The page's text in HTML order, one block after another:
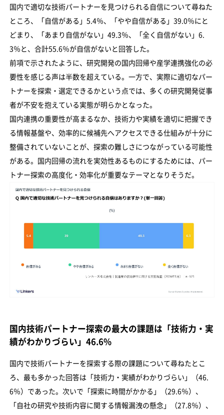
国内で適切な技術パートナーを見つけられる自信について尋ねた
ところ、「自信がある」5.4％、「やや自信がある」39.0％にと
どまり、「あまり自信がない」49.3％、「全く自信がない」6.
3％と、合計55.6％が自信がないと回答した。
前項で示されたように、研究開発の国内回帰や産学連携強化の必
要性を感じる声は半数を超えている。一方で、実際に適切なパー
トナーを探索・選定できるかという点では、多くの研究開発従事
者が不安を抱えている実態が明らかとなった。
国内連携の重要性が高まるなか、技術力や実績を適切に把握でき
る情報基盤や、効率的に候補先へアクセスできる仕組みが十分に
整備されていないことが、探索の難しさにつながっている可能性
がある。国内回帰の流れを実効性あるものにするためには、パー
トナー探索の高度化・効率化が重要なテーマとなりそうだ。
国内技術パートナー探索の最大の課題は「技術力・実
績がわかりづらい」46.6%
国内で技術パートナーを探索する際の課題について尋ねたとこ
ろ、最も多かった回答は「技術力・実績がわかりづらい」（46.
6％）であった。次いで「探索に時間がかかる」（29.6％）、
「自社の研究や技術内容に関する情報漏洩の懸念」（27.8％）、